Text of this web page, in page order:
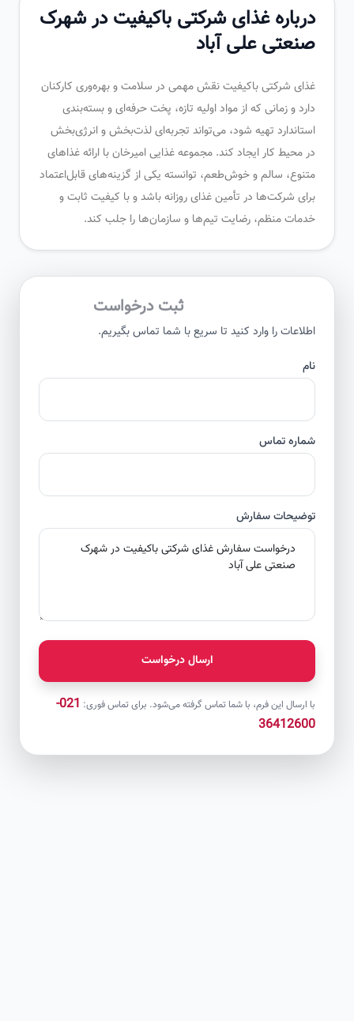
درباره غذای شرکتی باکیفیت در شهرک
صنعتی علی آباد
غذای شرکتی باکیفیت نقش مهمی در سلامت و بهره‌وری کارکنان
دارد و زمانی که از مواد اولیه تازه، پخت حرفه‌ای و بسته‌بندی
استاندارد تهیه شود، می‌تواند تجربه‌ای لذت‌بخش و انرژی‌بخش
در محیط کار ایجاد کند. مجموعه غذایی امیرخان با ارائه غذاهای
متنوع، سالم و خوش‌طعم، توانسته یکی از گزینه‌های قابل‌اعتماد
برای شرکت‌ها در تأمین غذای روزانه باشد و با کیفیت ثابت و
خدمات منظم، رضایت تیم‌ها و سازمان‌ها را جلب کند.
ثبت درخواست
اطلاعات را وارد کنید تا سریع با شما تماس بگیریم.
شماره تماس
توضیحات سفارش
ارسال درخواست
با ارسال این فرم، با شما تماس گرفته می‌شود. برای تماس فوری:
021-
36412600